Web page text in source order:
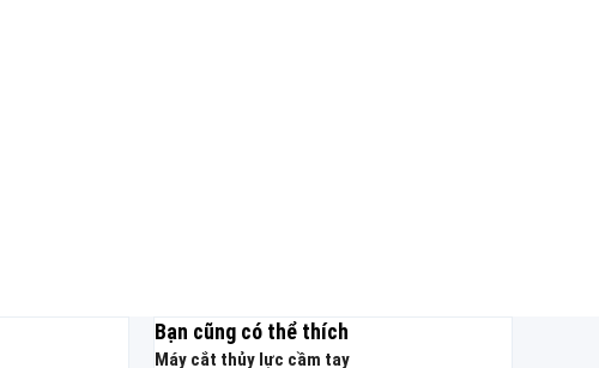
Bạn cũng có thể thích
Máy cắt thủy lực cầm tay